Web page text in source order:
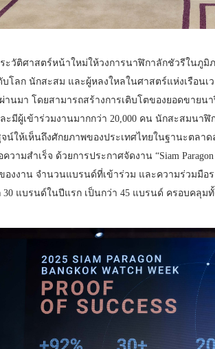
ะวัติศาสตร์หน้าใหม่ให้วงการนาฬิกาลักชัวรีในภูมิ
โลก นักสะสม และผู้หลงใหลในศาสตร์แห่งเรือนเวล
านมา โดยสามารถสร้างการเติบโตของยอดขายน
ะมีผู้เข้าร่วมงานมากกว่า 20,000 คน นักสะสมนา
น์ให้เห็นถึงศักยภาพของประเทศไทยในฐานะตลา
วามสำเร็จ ด้วยการประกาศจัดงาน “Siam
งงาน จำนวนแบรนด์ที่เข้าร่วม และความร่วมมื
30 แบรนด์ในปีแรก เป็นกว่า 45 แบรนด์ ครอบคลุ